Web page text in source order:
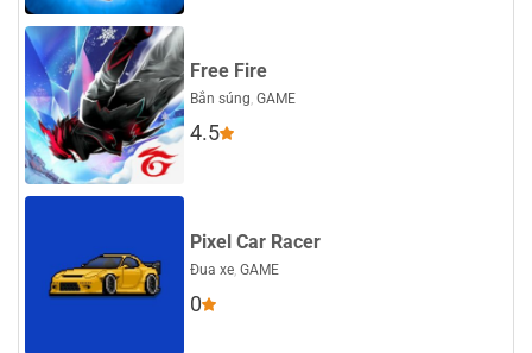
Free Fire
Bắn súng, GAME
4.5
Pixel Car Racer
Đua xe, GAME
0